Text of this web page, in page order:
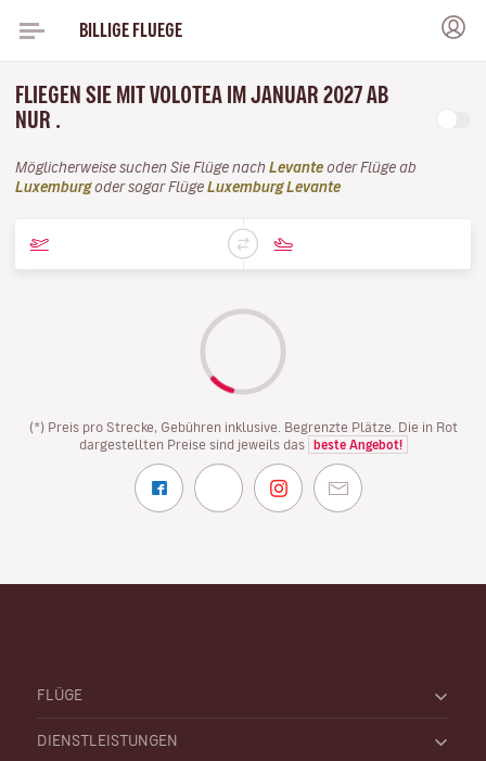
BILLIGE FLUEGE
FLIEGEN SIE MIT VOLOTEA IM JANUAR 2027 AB
NUR .
Möglicherweise suchen Sie Flüge nach Levante oder Flüge ab
Luxemburgoder sogar Flüge Luxemburg Levante
(*) Preis pro Strecke, Gebühren inklusive. Begrenzte Plätze. Die in Rot
dargestellten Preise sind jeweils das
beste Angebot!
FLÜGE
DIENSTLEISTUNGEN